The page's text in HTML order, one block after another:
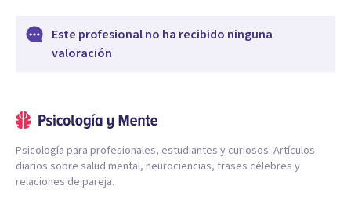
Este profesional no ha recibido ninguna
valoración
Psicología para profesionales, estudiantes y curiosos. Artículos
diarios sobre salud mental, neurociencias, frases célebres y
relaciones de pareja.